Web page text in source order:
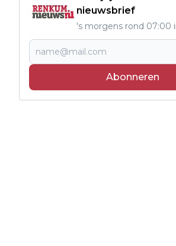
nieuwsbrief
's morgens rond 07:00
Abonneren